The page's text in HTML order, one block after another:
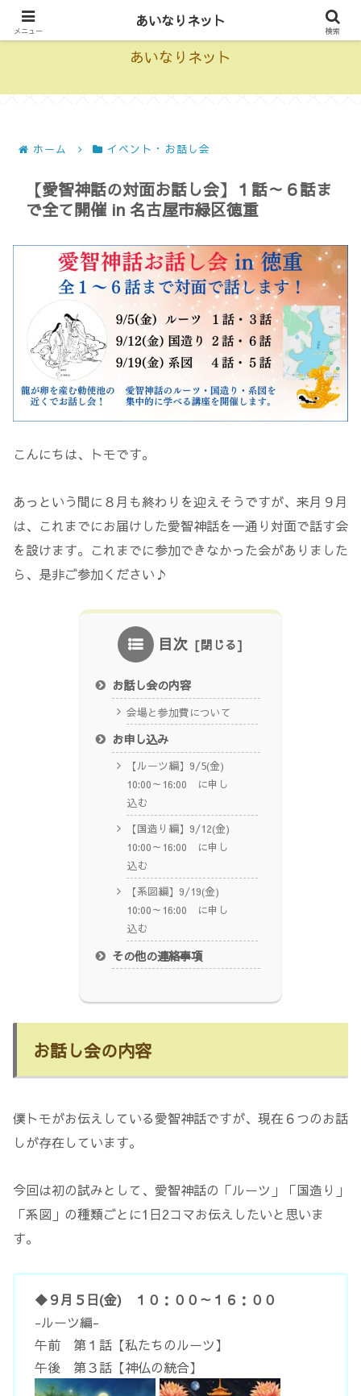
愛智神話を動画で学べる情報サイト
あいなりネット
ホーム イベント・お話し会
【愛智神話の対面お話し会】１話～６話ま
で全て開催 in 名古屋市緑区徳重
こんにちは、トモです。
あっという間に８月も終わりを迎えそうですが、来月９月
は、これまでにお届けした愛智神話を一通り対面で話す会
を設けます。これまでに参加できなかった会がありました
ら、是非ご参加ください♪
目次
お話し会の内容
会場と参加費について
お申し込み
【ルーツ編】9/5(金)
10:00～16:00 に申し
込む
【国造り編】9/12(金)
10:00～16:00 に申し
込む
【系図編】9/19(金)
10:00～16:00 に申し
込む
その他の連絡事項
お話し会の内容
僕トモがお伝えしている愛智神話ですが、現在６つのお話
しが存在しています。
今回は初の試みとして、愛智神話の「ルーツ」「国造り」
「系図」の種類ごとに1日2コマお伝えしたいと思いま
す。
◆９月５日(金) １０：００～１６：００
-ルーツ編-
午前 第１話【私たちのルーツ】
午後 第３話【神仏の統合】
メニュー
あいなりネット
検索